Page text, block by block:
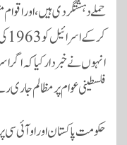
حملے دہشتگردی ہیں، اور
انہوں نے خبردار کیا کہ اگر
فلسطینی عوام پر مظالم
حکومت پاکستان اور او آئی